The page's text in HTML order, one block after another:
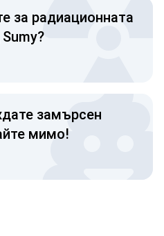
за радиационната
замърсен
мимо!